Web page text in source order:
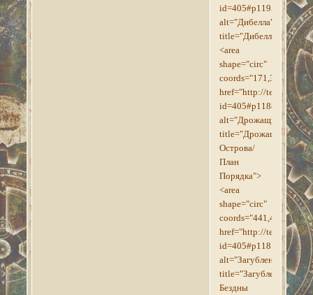
id=405#p1195"
alt="Дибелла"
title="Дибелла">
<area
shape="circ"
coords="171,386,18"
href="http://
id=405#p1188"
title="Дрожащие
Острова/
План
Порядка">
<area
shape="circ"
coords="441,444,17"
href="http://
id=405#p1181"
title="Загубленные
Бездны